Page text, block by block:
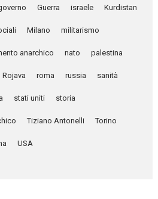
Guerra israele Kurdistan
Milano militarismo
anarchico nato palestina
Rojava roma russia sanità
stati uniti storia
Tiziano Antonelli Torino
USA